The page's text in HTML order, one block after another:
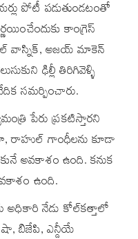
పోటీ పడుతుండటంతో
కాంగ్రెస్‌
వాస్నిక్, అజయ్ మాకెన్
ఢిల్లీ తిరిగివెళ్ళి
సమర్పించారు.
పేరు ప్రకటిస్తారని
రాహుల్ గాంధీలను కూడా
అవకాశం ఉంది. కనుక
ఉంది.
అధికారి నేడు కోల్‌కత్తాలో
బిజేపి, ఎన్డీయే